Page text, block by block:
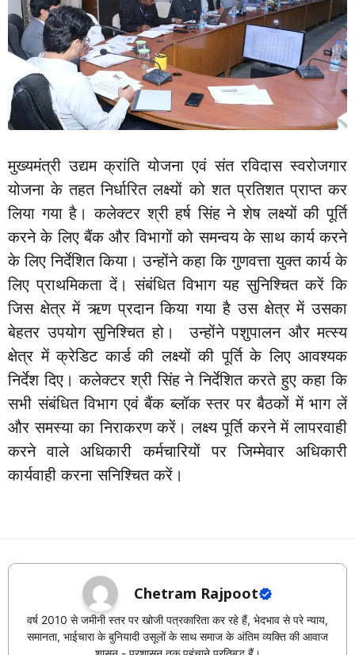
मुख्यमंत्री उद्यम क्रांति योजना एवं संत रविदास स्वरोजगार
योजना के तहत निर्धारित लक्ष्यों को शत प्रतिशत प्राप्त कर
लिया गया है। कलेक्टर श्री हर्ष सिंह ने शेष लक्ष्यों की पूर्ति
करने के लिए बैंक और विभागों को समन्वय के साथ कार्य करने
के लिए निर्देशित किया। उन्होंने कहा कि गुणवत्ता युक्त कार्य के
लिए प्राथमिकता दें। संबंधित विभाग यह सुनिश्चित करें कि
जिस क्षेत्र में ऋण प्रदान किया गया है उस क्षेत्र में उसका
बेहतर उपयोग सुनिश्चित हो। उन्होंने पशुपालन और मत्स्य
क्षेत्र में क्रेडिट कार्ड की लक्ष्यों की पूर्ति के लिए आवश्यक
निर्देश दिए। कलेक्टर श्री सिंह ने निर्देशित करते हुए कहा कि
सभी संबंधित विभाग एवं बैंक ब्लॉक स्तर पर बैठकों में भाग लें
और समस्या का निराकरण करें। लक्ष्य पूर्ति करने में लापरवाही
करने वाले अधिकारी कर्मचारियों पर जिम्मेवार अधिकारी
कार्यवाही करना सनिश्चित करें।
Chetram Rajpoot
वर्ष 2010 से जमीनी स्तर पर खोजी पत्रकारिता कर रहे हैं, भेदभाव से परे न्याय,
समानता, भाईचारा के बुनियादी उसूलों के साथ समाज के अंतिम व्यक्ति की आवाज